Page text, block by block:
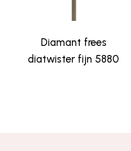
Diamant frees
diatwister fijn 5880